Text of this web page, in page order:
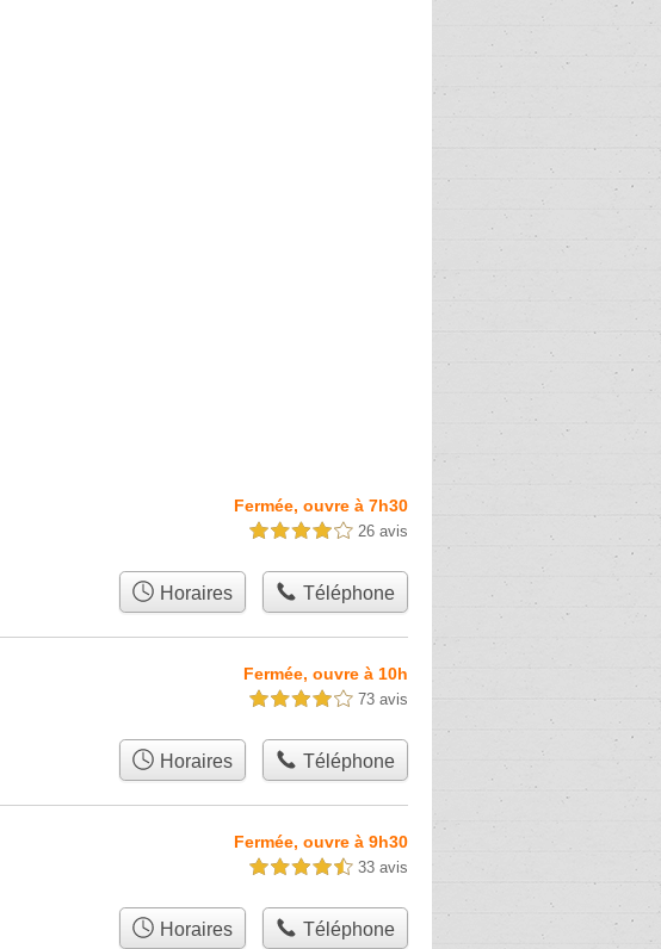
Fermée, ouvre à 7h30
4,0 étoiles sur 5 26 avis
Horaires Téléphone
Fermée, ouvre à 10h
4,0 étoiles sur 5 73 avis
Horaires Téléphone
Fermée, ouvre à 9h30
4,5 étoiles sur 5 33 avis
Horaires Téléphone